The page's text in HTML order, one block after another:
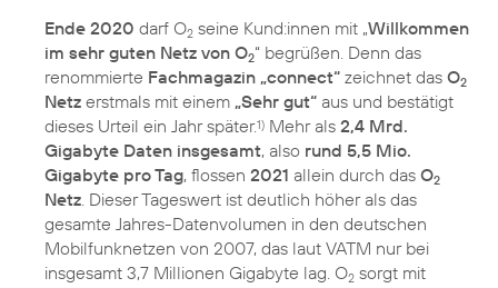
Ende 2020 darf O2 seine Kund:innen mit „Willkommen
im sehr guten Netz von O2“ begrüßen. Denn das
renommierte Fachmagazin „connect“ zeichnet das O2
Netz erstmals mit einem „Sehr gut“ aus und bestätigt
dieses Urteil ein Jahr später.1) Mehr als 2,4 Mrd.
Gigabyte Daten insgesamt, also rund 5,5 Mio.
Gigabyte pro Tag, flossen 2021 allein durch das O2
Netz. Dieser Tageswert ist deutlich höher als das
gesamte Jahres-Datenvolumen in den deutschen
Mobilfunknetzen von 2007, das laut VATM nur bei
insgesamt 3,7 Millionen Gigabyte lag. O2 sorgt mit